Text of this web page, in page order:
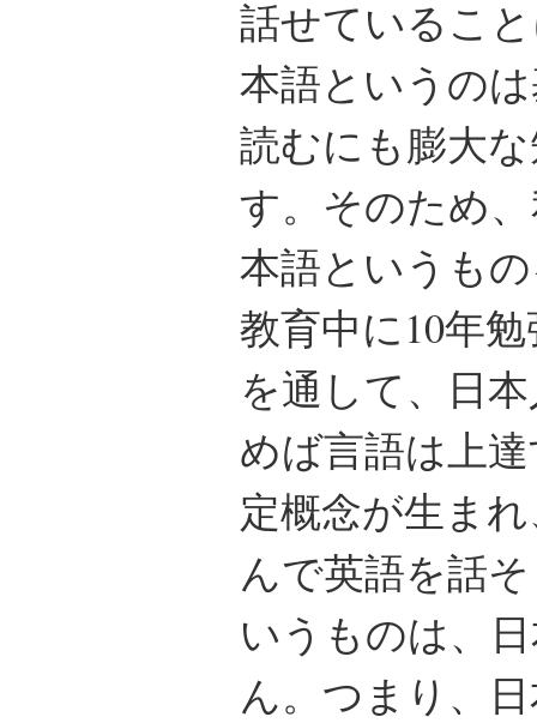
話せているこ
本語というの
読むにも膨大
す。そのため
本語というも
教育中に10年
を通して、日
めば言語は上
定概念が生ま
んで英語を話
いうものは、
ん。つまり、